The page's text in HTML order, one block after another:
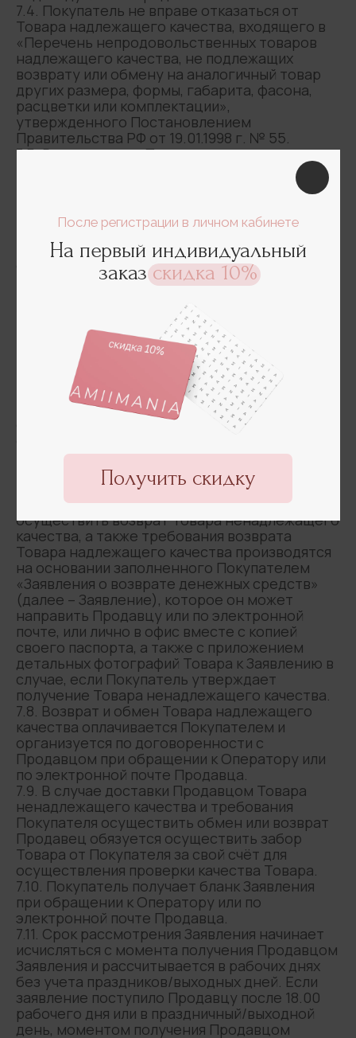
7.4. Покупатель не вправе отказаться от
Товара надлежащего качества, входящего в
«Перечень непродовольственных товаров
надлежащего качества, не подлежащих
возврату или обмену на аналогичный товар
других размера, формы, габарита, фасона,
расцветки или комплектации»,
утвержденного Постановлением
Правительства РФ от 19.01.1998 г. № 55.
7.5. В случае, если Покупатель получил от
Продавца Товар ненадлежащего качества, он
Товара;
• соразмерного уменьшения цены;
• замены на аналогичный Товар Продавца с
соответствующим перерасчетом цены;
• возврата уплаченной за Товар суммы.
устранить недостатки Товара, уменьшить
цену Товара или обменять Товар
ненадлежащего качества, а также
требования обмена Товара надлежащего
качества производятся на основании
получения от Покупателя по электронной
почте требования в свободной форме
осуществить соответствующее требование
Товара к требованию в случае, если
Покупатель утверждает получение Товара
ненадлежащего качества.
7.7. Требования Покупателя к Продавцу
осуществить возврат Товара ненадлежащего
качества, а также требования возврата
Товара надлежащего качества производятся
на основании заполненного Покупателем
«Заявления о возврате денежных средств»
(далее – Заявление), которое он может
направить Продавцу или по электронной
почте, или лично в офис вместе с копией
своего паспорта, а также с приложением
детальных фотографий Товара к Заявлению в
случае, если Покупатель утверждает
получение Товара ненадлежащего качества.
7.8. Возврат и обмен Товара надлежащего
качества оплачивается Покупателем и
организуется по договоренности с
Продавцом при обращении к Оператору или
по электронной почте Продавца.
7.9. В случае доставки Продавцом Товара
ненадлежащего качества и требования
Покупателя осуществить обмен или возврат
Продавец обязуется осуществить забор
Товара от Покупателя за свой счёт для
осуществления проверки качества Товара.
7.10. Покупатель получает бланк Заявления
при обращении к Оператору или по
электронной почте Продавца.
7.11. Срок рассмотрения Заявления начинает
исчисляться с момента получения Продавцом
Заявления и рассчитывается в рабочих днях
без учета праздников/выходных дней. Если
заявление поступило Продавцу после 18.00
рабочего дня или в праздничный/выходной
день, моментом получения Продавцом